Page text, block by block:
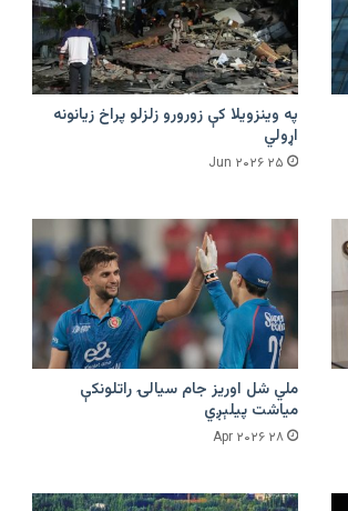
په وینزویلا کې زورورو زلزلو پراخ زیانونه
اړولي
۲۵ Jun ۲۰۲۶
ملي شل اوریز جام سیالۍ راتلونکې
میاشت پیلېږي
۲۸ Apr ۲۰۲۶